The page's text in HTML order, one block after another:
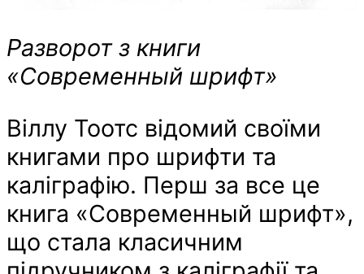
Разворот з книги
«Современный шрифт»
Віллу Тоотс відомий своїми
книгами про шрифти та
каліграфію. Перш за все це
книга «Современный шрифт»,
що стала класичним